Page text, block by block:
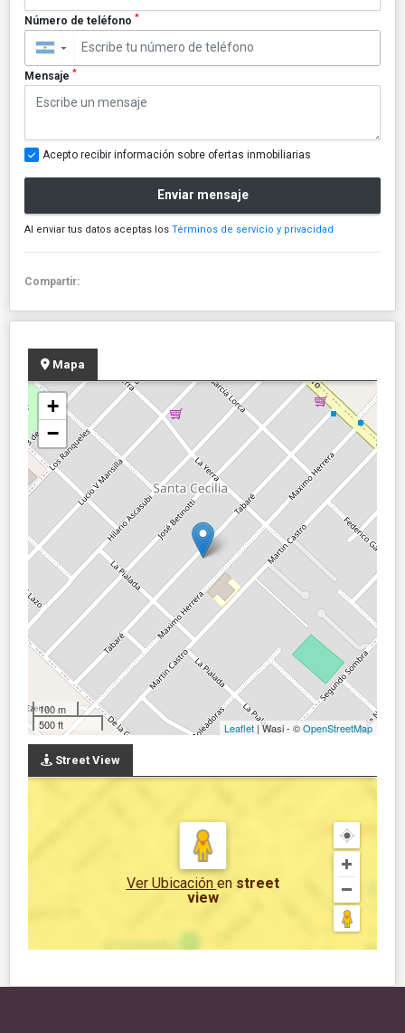
Número de teléfono *
▼
Mensaje *
Acepto recibir información sobre ofertas inmobiliarias
Enviar mensaje
Al enviar tus datos aceptas los Términos de servicio y privacidad
Compartir:
Mapa
+
−
100 m
500 ft
Leaflet | Wasi - ©OpenStreetMap
Street View
Ver Ubicación en street
view